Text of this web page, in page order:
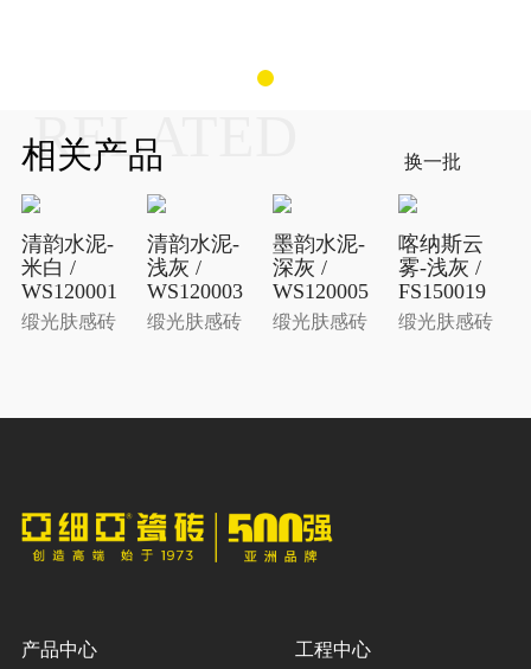
相关产品
RELATED 换一批
清韵水泥-
米白 /
WS120001
缎光肤感砖
清韵水泥-
浅灰 /
WS120003
缎光肤感砖
墨韵水泥-
深灰 /
WS120005
缎光肤感砖
喀纳斯云
雾-浅灰 /
FS150019
缎光肤感砖
产品中心 工程中心